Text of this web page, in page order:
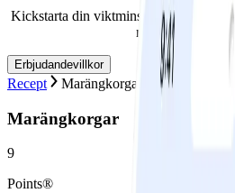
Kickstarta din viktminskningsresa nu!
månaders
Erbjudandevillkor
Recept Marängkorgar
Marängkorgar
9
Points®